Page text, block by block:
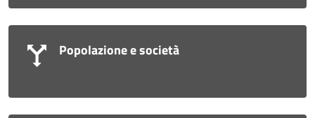
Popolazione e società